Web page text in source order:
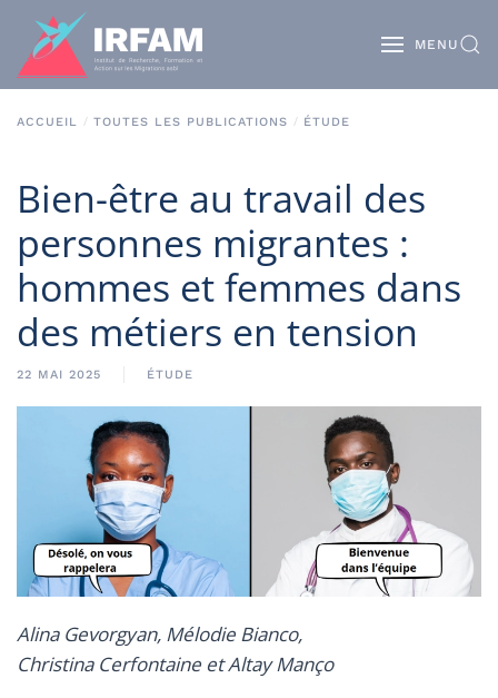
MENU
ACCUEIL TOUTES LES PUBLICATIONS ÉTUDE
Bien-être au travail des
personnes migrantes :
hommes et femmes dans
des métiers en tension
22 MAI 2025 ÉTUDE
Alina Gevorgyan, Mélodie Bianco,
Christina Cerfontaine et Altay Manço